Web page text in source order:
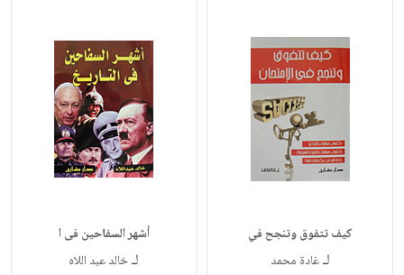
كيف تتفوق وتنجح في
لـغادة محمد
أشهر السفاحين فى ا
لـخالد عبد اللاه